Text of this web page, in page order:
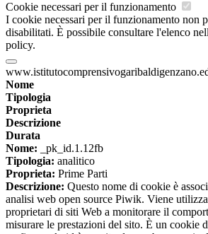
Cookie necessari per il funzionamento
I cookie necessari per il funzionamento non
disabilitati. È possibile consultare l'elenco
policy.
Nome
Tipologia
Proprieta
Descrizione
Durata
Nome: _pk_id.1.12fb
Tipologia: analitico
Proprieta: Prime Parti
Descrizione: Questo nome di cookie è
analisi web open source Piwik. Viene
proprietari di siti Web a monitorare il
misurare le prestazioni del sito. È un cookie